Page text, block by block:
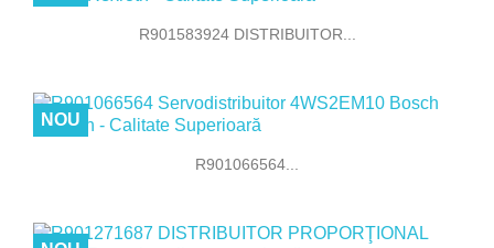
R901583924 DISTRIBUITOR...
R901066564...
NOU